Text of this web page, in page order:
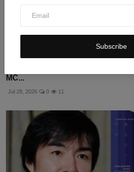
Subscribe
MC...
Jul 28, 2026 0 11